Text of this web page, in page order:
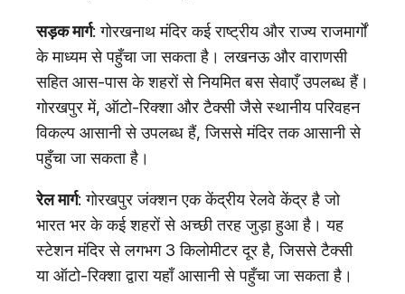
सड़क मार्ग: गोरखनाथ मंदिर कई राष्ट्रीय और राज्य राजमार्गों
के माध्यम से पहुँचा जा सकता है। लखनऊ और वाराणसी
सहित आस-पास के शहरों से नियमित बस सेवाएँ उपलब्ध हैं।
गोरखपुर में, ऑटो-रिक्शा और टैक्सी जैसे स्थानीय परिवहन
विकल्प आसानी से उपलब्ध हैं, जिससे मंदिर तक आसानी से
पहुँचा जा सकता है।
रेल मार्ग: गोरखपुर जंक्शन एक केंद्रीय रेलवे केंद्र है जो
भारत भर के कई शहरों से अच्छी तरह जुड़ा हुआ है। यह
स्टेशन मंदिर से लगभग 3 किलोमीटर दूर है, जिससे टैक्सी
या ऑटो-रिक्शा द्वारा यहाँ आसानी से पहुँचा जा सकता है।